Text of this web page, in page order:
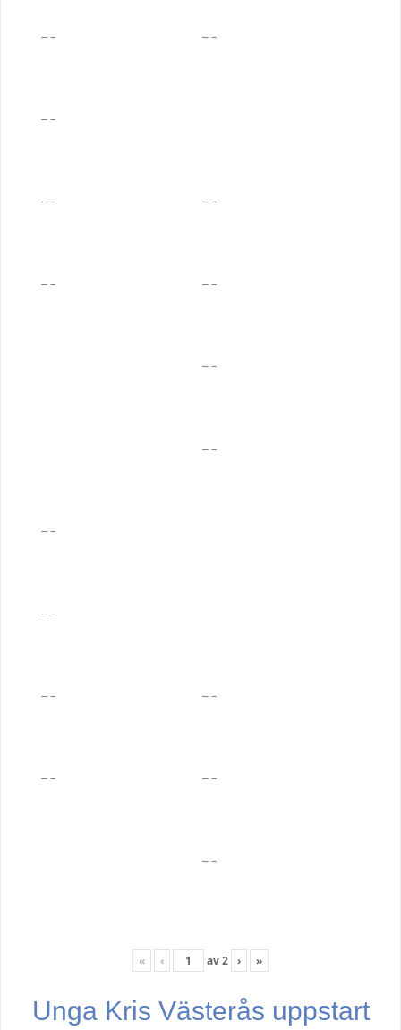
« ‹ av2 › »
Unga Kris Västerås uppstart